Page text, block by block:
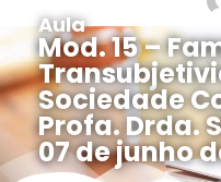
Aula
Mod. 15 –
Sociedade
Profa. Drda.
07 de junho